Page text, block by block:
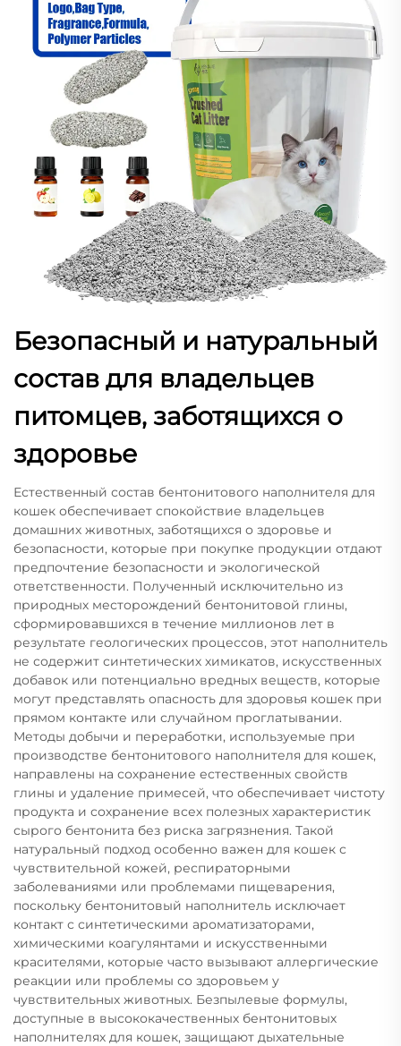
Безопасный и натуральный
состав для владельцев
питомцев, заботящихся о
здоровье
Естественный состав бентонитового наполнителя для
кошек обеспечивает спокойствие владельцев
домашних животных, заботящихся о здоровье и
безопасности, которые при покупке продукции отдают
предпочтение безопасности и экологической
ответственности. Полученный исключительно из
природных месторождений бентонитовой глины,
сформировавшихся в течение миллионов лет в
результате геологических процессов, этот наполнитель
не содержит синтетических химикатов, искусственных
добавок или потенциально вредных веществ, которые
могут представлять опасность для здоровья кошек при
прямом контакте или случайном проглатывании.
Методы добычи и переработки, используемые при
производстве бентонитового наполнителя для кошек,
направлены на сохранение естественных свойств
глины и удаление примесей, что обеспечивает чистоту
продукта и сохранение всех полезных характеристик
сырого бентонита без риска загрязнения. Такой
натуральный подход особенно важен для кошек с
чувствительной кожей, респираторными
заболеваниями или проблемами пищеварения,
поскольку бентонитовый наполнитель исключает
контакт с синтетическими ароматизаторами,
химическими коагулянтами и искусственными
красителями, которые часто вызывают аллергические
реакции или проблемы со здоровьем у
чувствительных животных. Безпылевые формулы,
доступные в высококачественных бентонитовых
наполнителях для кошек, защищают дыхательные